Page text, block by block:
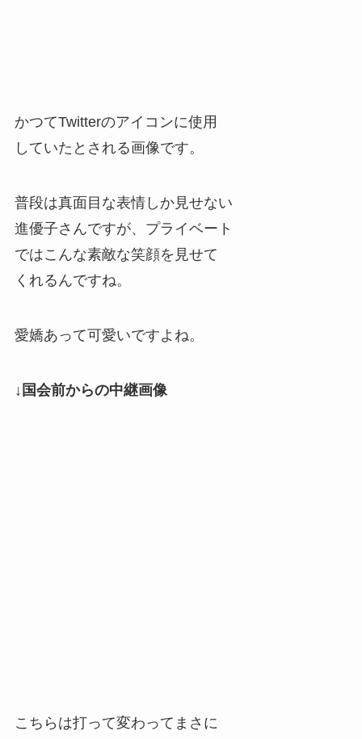
かつてTwitterのアイコンに使用
していたとされる画像です。
普段は真面目な表情しか見せない
進優子さんですが、プライベート
ではこんな素敵な笑顔を見せて
くれるんですね。
愛嬌あって可愛いですよね。
↓国会前からの中継画像
こちらは打って変わってまさに